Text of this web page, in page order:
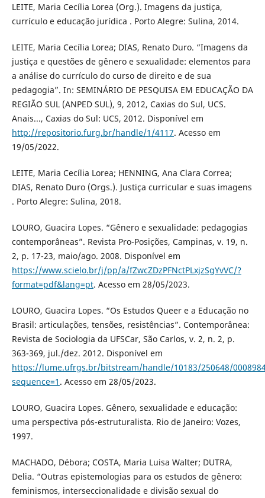
LEITE, Maria Cecília Lorea (Org.). Imagens da justiça,
currículo e educação jurídica . Porto Alegre: Sulina, 2014.
LEITE, Maria Cecília Lorea; DIAS, Renato Duro. “Imagens da
justiça e questões de gênero e sexualidade: elementos para
a análise do currículo do curso de direito e de sua
pedagogia”. In: SEMINÁRIO DE PESQUISA EM EDUCAÇÃO DA
REGIÃO SUL (ANPED SUL), 9, 2012, Caxias do Sul, UCS.
Anais..., Caxias do Sul: UCS, 2012. Disponível em
http://repositorio.furg.br/handle/1/4117. Acesso em
19/05/2022.
LEITE, Maria Cecília Lorea; HENNING, Ana Clara Correa;
DIAS, Renato Duro (Orgs.). Justiça curricular e suas imagens
. Porto Alegre: Sulina, 2018.
LOURO, Guacira Lopes. “Gênero e sexualidade: pedagogias
contemporâneas”. Revista Pro-Posições, Campinas, v. 19, n.
2, p. 17-23, maio/ago. 2008. Disponível em
https://www.scielo.br/j/pp/a/fZwcZDzPFNctPLxjzSgYvVC/?
format=pdf&lang=pt. Acesso em 28/05/2023.
LOURO, Guacira Lopes. “Os Estudos Queer e a Educação no
Brasil: articulações, tensões, resistências”. Contemporânea:
Revista de Sociologia da UFSCar, São Carlos, v. 2, n. 2, p.
363-369, jul./dez. 2012. Disponível em
https://lume.ufrgs.br/bitstream/handle/10183/250648/
sequence=1 . Acesso em 28/05/2023.
LOURO, Guacira Lopes. Gênero, sexualidade e educação:
uma perspectiva pós-estruturalista. Rio de Janeiro: Vozes,
1997.
MACHADO, Débora; COSTA, Maria Luisa Walter; DUTRA,
Delia. “Outras epistemologias para os estudos de gênero:
feminismos, interseccionalidade e divisão sexual do